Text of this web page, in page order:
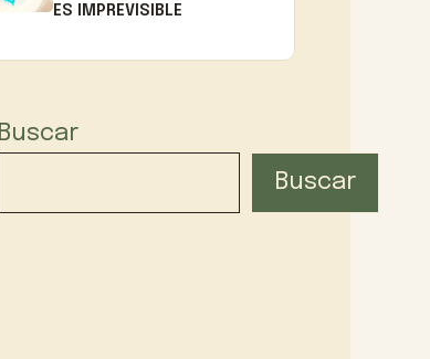
ES IMPREVISIBLE
Buscar
Buscar